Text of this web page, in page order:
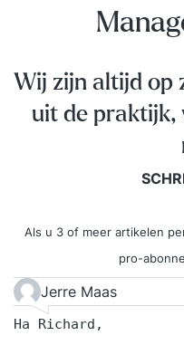
Wij zijn altijd op
uit de
Als u 3 of meer artikelen
pro-
Jerre Maas
Ha Richard,